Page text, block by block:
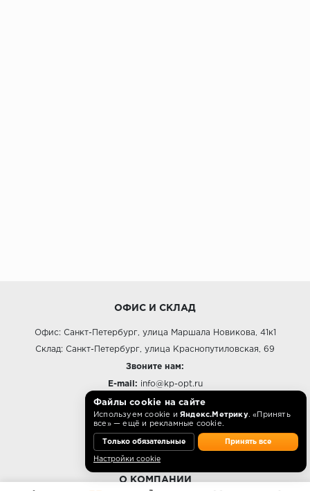
ОФИС И СКЛАД
Офис: Санкт-Петербург, улица Маршала Новикова, 41к1
Склад: Санкт-Петербург, улица Краснопутиловская, 69
Звоните нам:
E-mail: info@kp-opt.ru
Режим работы
10:00 - 18:00 пн-пт.
О КОМПАНИИ
Файлы cookie на сайте
Используем cookie и Яндекс.Метрику. «Принять
все» — ещё и рекламные cookie.
Только обязательные Принять все
Настройки cookie